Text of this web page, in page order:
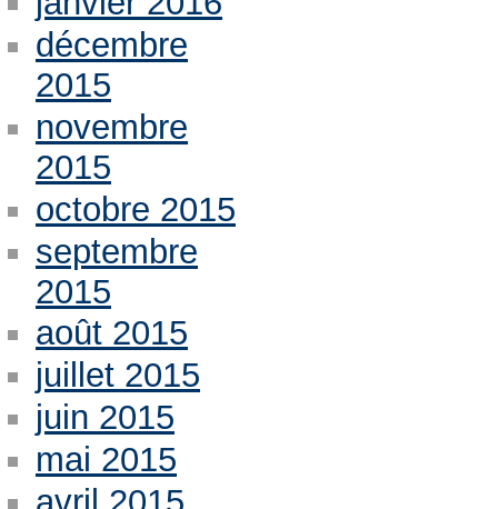
décembre
2015
novembre
2015
octobre 2015
septembre
2015
août 2015
juillet 2015
juin 2015
mai 2015